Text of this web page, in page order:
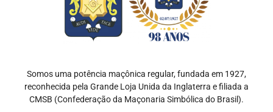
Somos uma potência maçônica regular, fundada em 1927,
reconhecida pela Grande Loja Unida da Inglaterra e filiada a
CMSB (Confederação da Maçonaria Simbólica do Brasil).